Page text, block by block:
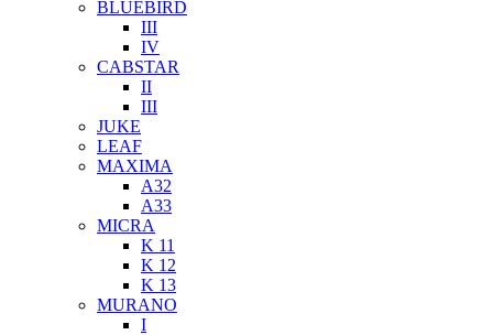
BLUEBIRD
III
IV
CABSTAR
II
III
JUKE
LEAF
MAXIMA
A32
A33
MICRA
K 11
K 12
K 13
MURANO
I